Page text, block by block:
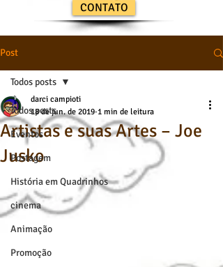
CONTATO
Post
Todos posts
Eventos
Postagem
História em Quadrinhos
cinema
Animação
Promoção
Todos posts
Artistas e suas Artes – Joe
Jusko
darci campioti
18 de jun. de 2019 1 min de leitura